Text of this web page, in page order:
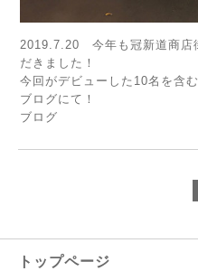
2019.7.20 今年も冠新道商店
だきました！
今回がデビューした10名を含
ブログにて！
ブログ
トップページ